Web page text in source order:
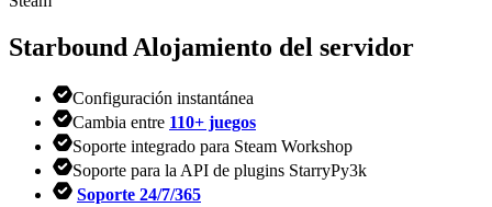
Starbound Alojamiento del servidor
Configuración instantánea
Cambia entre 110+ juegos
Soporte integrado para Steam Workshop
Soporte para la API de plugins StarryPy3k
Soporte 24/7/365